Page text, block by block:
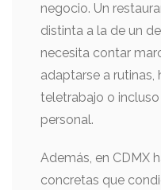
negocio. Un
distinta a la de un
necesita contar
adaptarse a rutinas,
teletrabajo o
personal.
Además, en CDMX
concretas que